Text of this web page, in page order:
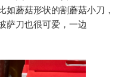
如蘑菇形状的割蘑菇小刀，
萨刀也很可爱，一边